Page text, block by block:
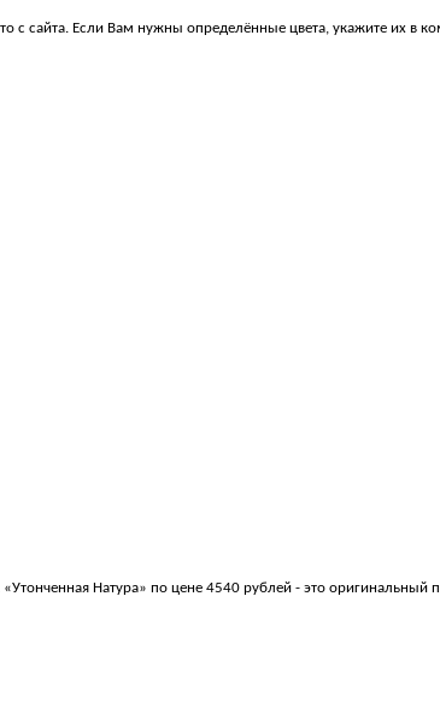
с сайта. Если Вам нужны определённые цвета, укажите их в
Натура» по цене 4540 рублей - это оригинальный